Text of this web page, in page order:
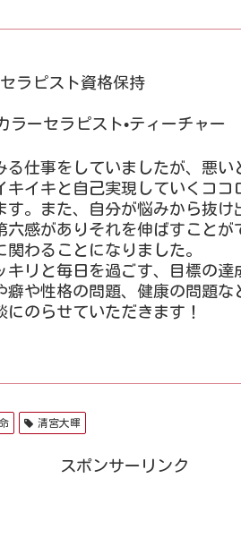
ラピスト資格保持
ラーセラピスト•ティーチャー
る仕事をしていましたが、悪
キイキと自己実現していくコ
す。また、自分が悩みから抜
六感がありそれを伸ばすことが
関わることになりました。
キリと毎日を過ごす、目標の
癖や性格の問題、健康の問題
にのらせていただきます！
清宮大暉
スポンサーリンク